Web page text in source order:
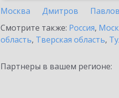
Москва
Дмитров
Смотрите также: Россия,
область, Тверская область,
Партнеры в вашем регионе: